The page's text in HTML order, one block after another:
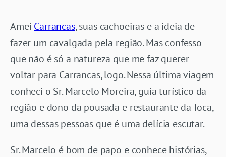
Amei Carrancas, suas cachoeiras e a ideia de
fazer um cavalgada pela região. Mas confesso
que não é só a natureza que me faz querer
voltar para Carrancas, logo. Nessa última viagem
conheci o Sr. Marcelo Moreira, guia turístico da
região e dono da pousada e restaurante da Toca,
uma dessas pessoas que é uma delícia escutar.
Sr. Marcelo é bom de papo e conhece histórias,